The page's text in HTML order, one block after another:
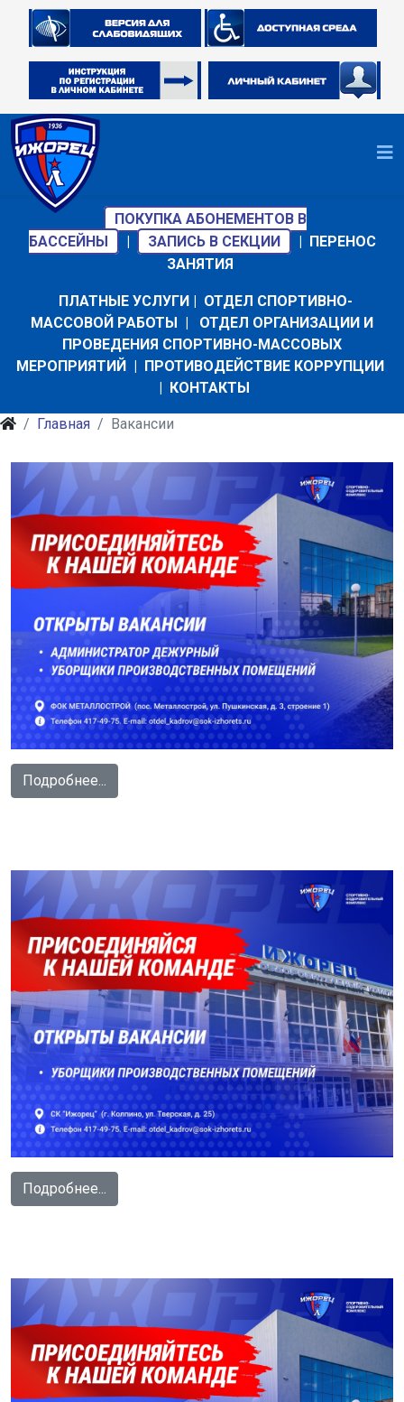
ПОКУПКА АБОНЕМЕНТОВ В
БАССЕЙНЫ
| ЗАПИСЬ В СЕКЦИИ | ПЕРЕНОС
ЗАНЯТИЯ
ПЛАТНЫЕ УСЛУГИ | ОТДЕЛ СПОРТИВНО-
МАССОВОЙ РАБОТЫ | ОТДЕЛ ОРГАНИЗАЦИИ И
ПРОВЕДЕНИЯ СПОРТИВНО-МАССОВЫХ
МЕРОПРИЯТИЙ | ПРОТИВОДЕЙСТВИЕ КОРРУПЦИИ
| КОНТАКТЫ
Главная Вакансии
Подробнее...
Подробнее...